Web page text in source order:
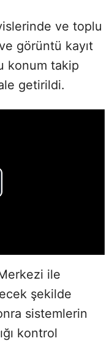
ve toplu
görüntü kayıt
konum takip
getirildi.
ile
şekilde
sistemlerin
kontrol